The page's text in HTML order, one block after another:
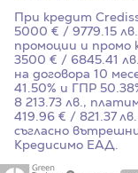
При кредит
5000 € / 9779.15
промоции и промо
3500 € / 6845.41
на договора 10
41.50% и ГПР
8 213.73 лв.,
419.96 € / 821.37
съгласно
Кредисимо ЕАД.